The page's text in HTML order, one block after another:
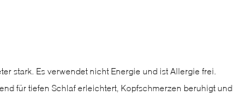
stark. Es verwendet nicht Energie und ist Allergie frei.
für tiefen Schlaf erleichtert, Kopfschmerzen beruhigt und